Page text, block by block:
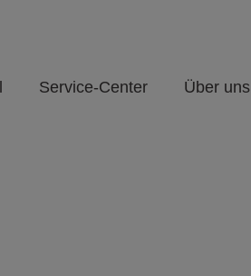
Service-Center Über uns